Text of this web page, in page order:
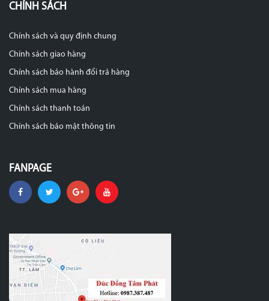
CHÍNH SÁCH
Chính sách và quy định chung
Chính sách giao hàng
Chính sách bảo hành đổi trả hàng
Chính sách mua hàng
Chính sách thanh toán
Chính sách bảo mật thông tin
FANPAGE